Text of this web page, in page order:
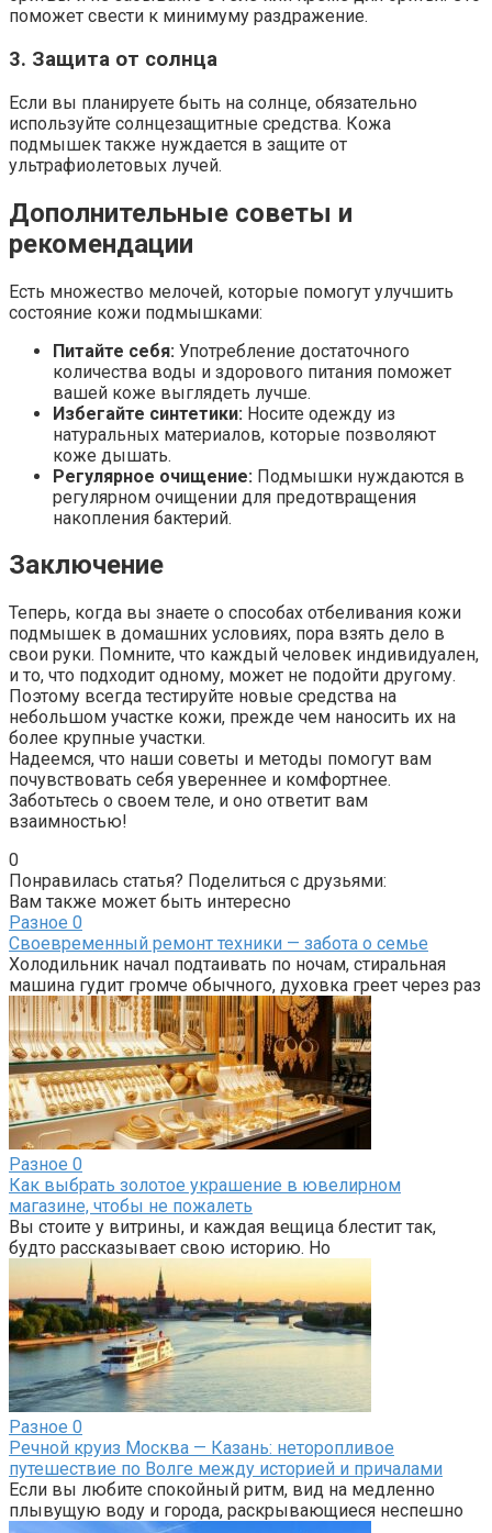
поможет свести к минимуму раздражение.
3. Защита от солнца
Если вы планируете быть на солнце, обязательно
используйте солнцезащитные средства. Кожа
подмышек также нуждается в защите от
ультрафиолетовых лучей.
Дополнительные советы и
рекомендации
Есть множество мелочей, которые помогут улучшить
состояние кожи подмышками:
Питайте себя: Употребление достаточного
количества воды и здорового питания поможет
вашей коже выглядеть лучше.
Избегайте синтетики: Носите одежду из
натуральных материалов, которые позволяют
коже дышать.
Регулярное очищение: Подмышки нуждаются в
регулярном очищении для предотвращения
накопления бактерий.
Заключение
Теперь, когда вы знаете о способах отбеливания кожи
подмышек в домашних условиях, пора взять дело в
свои руки. Помните, что каждый человек индивидуален,
и то, что подходит одному, может не подойти другому.
Поэтому всегда тестируйте новые средства на
небольшом участке кожи, прежде чем наносить их на
более крупные участки.
Надеемся, что наши советы и методы помогут вам
почувствовать себя увереннее и комфортнее.
Заботьтесь о своем теле, и оно ответит вам
взаимностью!
0
Понравилась статья? Поделиться с друзьями:
Вам также может быть интересно
Разное 0
Своевременный ремонт техники — забота о семье
Холодильник начал подтаивать по ночам, стиральная
машина гудит громче обычного, духовка греет через раз
Разное 0
Как выбрать золотое украшение в ювелирном
магазине, чтобы не пожалеть
Вы стоите у витрины, и каждая вещица блестит так,
будто рассказывает свою историю. Но
Разное 0
Речной круиз Москва — Казань: неторопливое
путешествие по Волге между историей и причалами
Если вы любите спокойный ритм, вид на медленно
плывущую воду и города, раскрывающиеся неспешно